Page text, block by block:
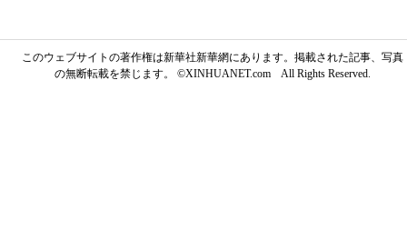
このウェブサイトの著作権は新華社新華網にあります。掲載された記事、写真
の無断転載を禁じます。 ©XINHUANET.com All Rights Reserved.